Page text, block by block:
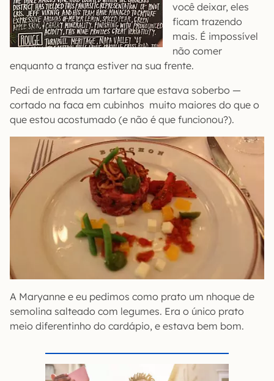
você deixar, eles
ficam trazendo
mais. É impossível
não comer
enquanto a trança estiver na sua frente.
Pedi de entrada um tartare que estava soberbo —
cortado na faca em cubinhos muito maiores do que o
que estou acostumado (e não é que funcionou?).
A Maryanne e eu pedimos como prato um nhoque de
semolina salteado com legumes. Era o único prato
meio diferentinho do cardápio, e estava bem bom.